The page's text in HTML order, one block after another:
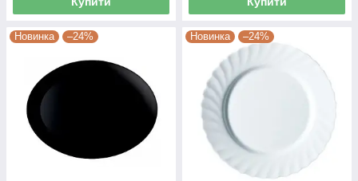
Новинка –24% Новинка –24%